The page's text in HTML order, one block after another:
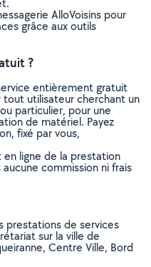
AlloVoisins pour
grâce aux outils
?
entièrement gratuit
tout utilisateur cherchant un
particulier, pour une
de matériel. Payez
fixé par vous,
en ligne de la prestation
commission ni frais
prestations de services
sur la ville de
Centre Ville, Bord